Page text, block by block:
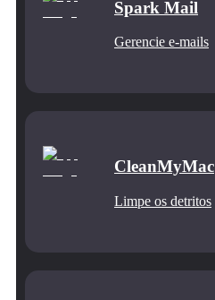
Spark Mail
Gerencie e‑mails
CleanMyMac
Limpe os detritos